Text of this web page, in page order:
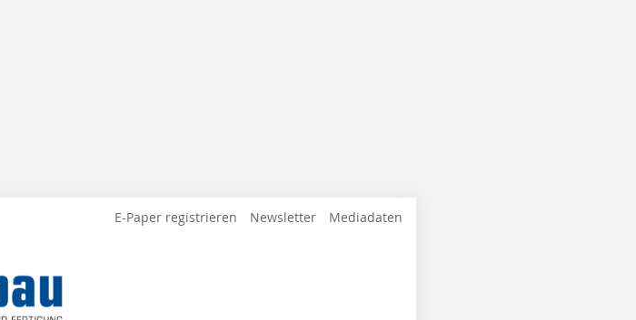
E-Paper registrieren Newsletter Mediadaten